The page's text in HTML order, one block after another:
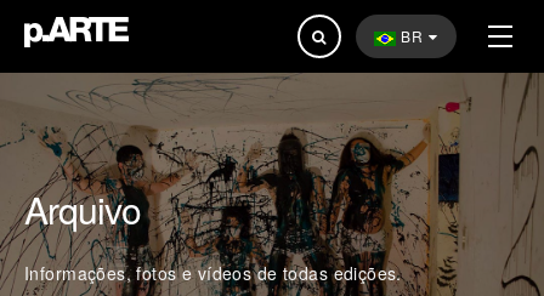
Pesquisar...
BR
Arquivo
Informações, fotos e vídeos de todas edições.